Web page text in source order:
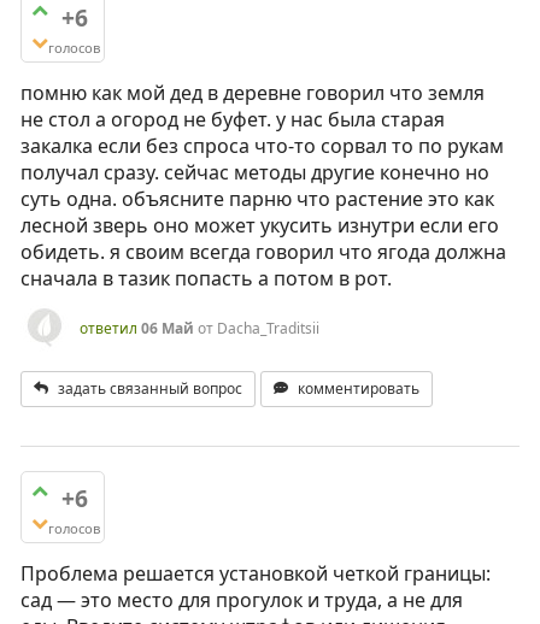
+6
голосов
помню как мой дед в деревне говорил что земля
не стол а огород не буфет. у нас была старая
закалка если без спроса что-то сорвал то по рукам
получал сразу. сейчас методы другие конечно но
суть одна. объясните парню что растение это как
лесной зверь оно может укусить изнутри если его
обидеть. я своим всегда говорил что ягода должна
сначала в тазик попасть а потом в рот.
ответил 06 Май от Dacha_Traditsii
задать связанный вопрос комментировать
+6
голосов
Проблема решается установкой четкой границы:
сад — это место для прогулок и труда, а не для